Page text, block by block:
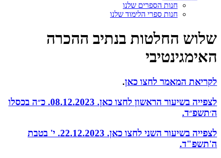
חנות הספרים שלנו
חנות ספרי הלימוד שלנו
שלוש החלטות בנתיב ההכרה
האימגינטיבי
לקריאת המאמר לחצו כאן.
לצפייה בשיעור הראשון לחצו כאן. 08.12.2023. כ״ה בכסלו
ה׳תשפ״ד.
לצפייה בשיעור השני לחצו כאן. 22.12.2023. י' בטבת
ה'תשפ"ד.